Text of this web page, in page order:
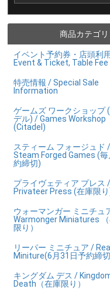
商品カテゴリ
イベント予約券・店頭利
Event & Ticket, Table Fee
特売情報 / Special Sale
Information
ゲームズ ワークショップ
デル) / Games Workshop
(Citadel)
スティーム フォージュド /
Steam Forged Games (毎
約締切)
プライヴェティア プレス /
Privateer Press (在庫限
ウォーマンガー ミニチュ
Warmonger Miniatures
限り）
リーパー ミニチュア /
Miniture(6月31日予約締
キングダム デス /
Death（在庫限り）